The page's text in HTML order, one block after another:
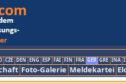
CZE DEN ENG ESP FAI FIN FRA GER GRE INA
Foto-Galerie Meldekartei